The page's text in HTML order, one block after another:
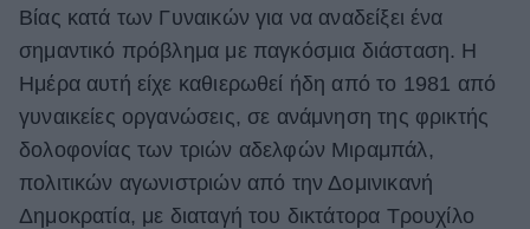
Βίας κατά των Γυναικών για να αναδείξει ένα
σημαντικό πρόβλημα με παγκόσμια διάσταση. Η
Ημέρα αυτή είχε καθιερωθεί ήδη από το 1981 από
γυναικείες οργανώσεις, σε ανάμνηση της φρικτής
δολοφονίας των τριών αδελφών Μιραμπάλ,
πολιτικών αγωνιστριών από την Δομινικανή
Δημοκρατία, με διαταγή του δικτάτορα Τρουχίλο